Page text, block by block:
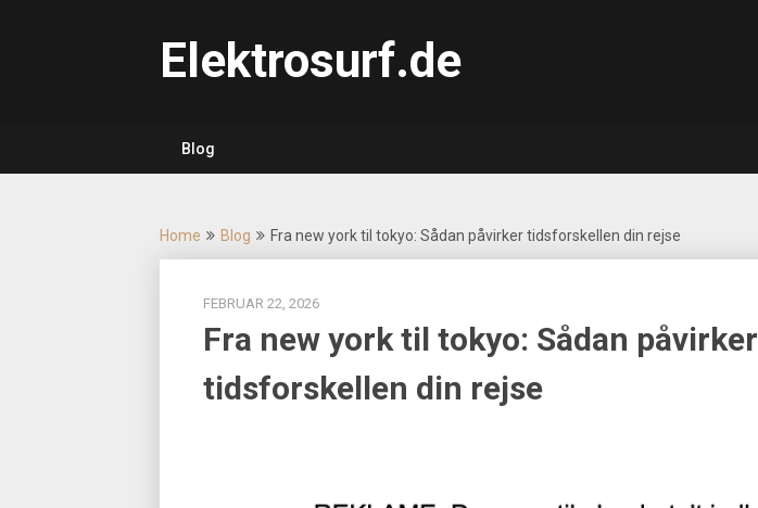
Elektrosurf.de
Blog
Home Blog Fra new york til tokyo: Sådan påvirker tidsforskellen din rejse
FEBRUAR 22, 2026
Fra new york til tokyo: Sådan påvirker
tidsforskellen din rejse